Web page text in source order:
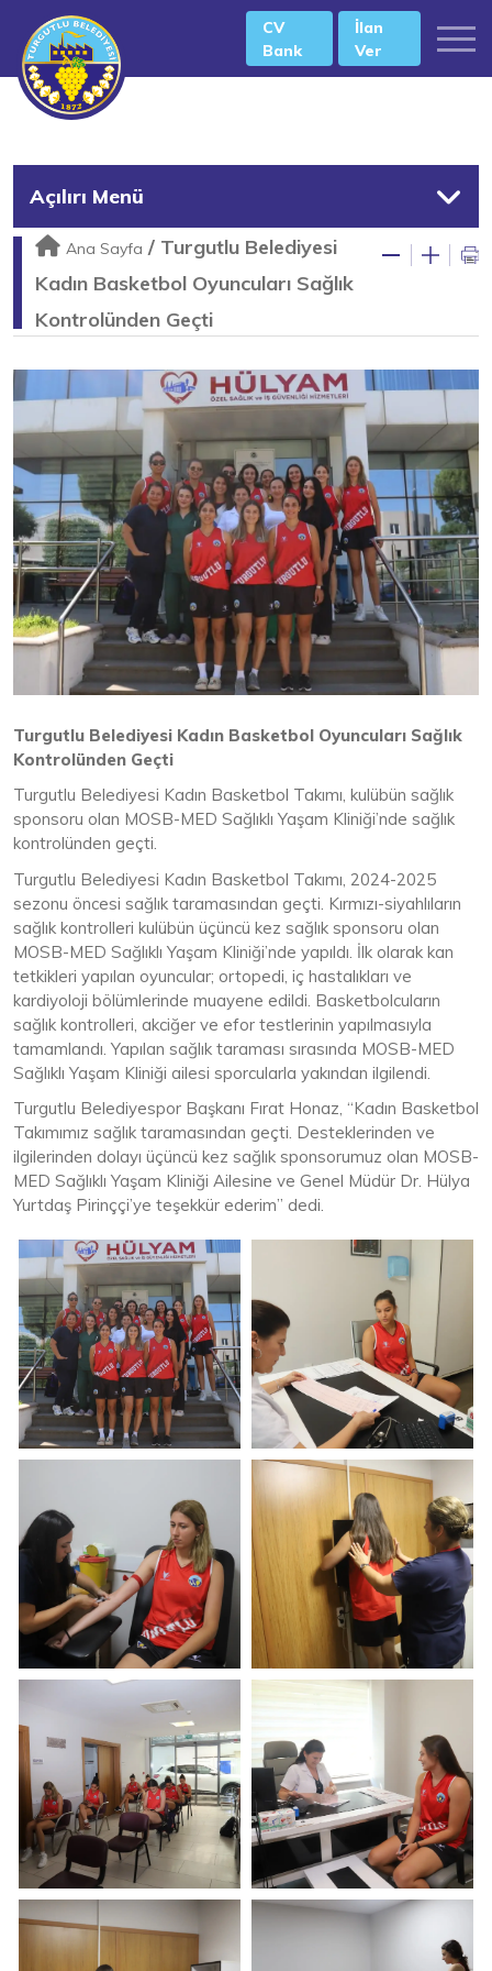
CV
Bank
İlan
Ver
Açılırı Menü
Ana Sayfa / Turgutlu Belediyesi
Kadın Basketbol Oyuncuları Sağlık
Kontrolünden Geçti
Turgutlu Belediyesi Kadın Basketbol Oyuncuları Sağlık
Kontrolünden Geçti
Turgutlu Belediyesi Kadın Basketbol Takımı, kulübün sağlık
sponsoru olan MOSB-MED Sağlıklı Yaşam Kliniği’nde sağlık
kontrolünden geçti.
Turgutlu Belediyesi Kadın Basketbol Takımı, 2024-2025
sezonu öncesi sağlık taramasından geçti. Kırmızı-siyahlıların
sağlık kontrolleri kulübün üçüncü kez sağlık sponsoru olan
MOSB-MED Sağlıklı Yaşam Kliniği’nde yapıldı. İlk olarak kan
tetkikleri yapılan oyuncular; ortopedi, iç hastalıkları ve
kardiyoloji bölümlerinde muayene edildi. Basketbolcuların
sağlık kontrolleri, akciğer ve efor testlerinin yapılmasıyla
tamamlandı. Yapılan sağlık taraması sırasında MOSB-MED
Sağlıklı Yaşam Kliniği ailesi sporcularla yakından ilgilendi.
Turgutlu Belediyespor Başkanı Fırat Honaz, “Kadın Basketbol
Takımımız sağlık taramasından geçti. Desteklerinden ve
ilgilerinden dolayı üçüncü kez sağlık sponsorumuz olan MOSB-
MED Sağlıklı Yaşam Kliniği Ailesine ve Genel Müdür Dr. Hülya
Yurtdaş Pirinççi’ye teşekkür ederim” dedi.